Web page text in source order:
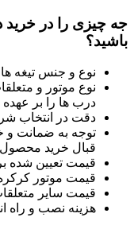
جه چیزی را در خرید
باشید؟
نوع و جنس تیغه
نوع موتور و
درب ها را بر عهده
دقت در انتخاب
توجه به ضمانت و
قبال خرید محصول
قیمت تعیین شده
قیمت موتور
قیمت سایر
هزینه نصب و راه